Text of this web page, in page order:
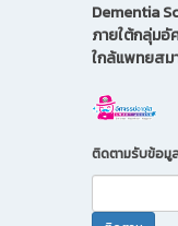
Dementia
ภายใต้กลุ่มอั
ใกล้แพทยสม
ติดตามรับข้อมูล